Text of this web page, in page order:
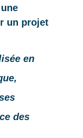
un projet
en
des